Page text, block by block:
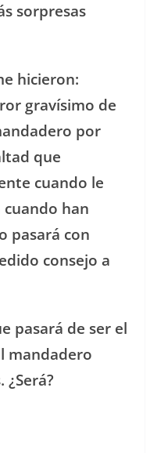
sorpresas
hicieron:
gravísimo de
por
que
cuando le
cuando han
pasará con
consejo a
pasará de ser el
mandadero